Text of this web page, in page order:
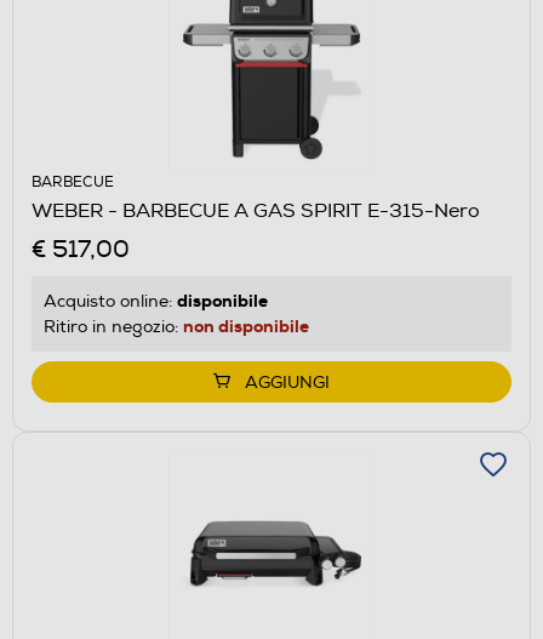
BARBECUE
WEBER - BARBECUE A GAS SPIRIT E-315-Nero
€ 517,00
Acquisto online: disponibile
Ritiro in negozio: non disponibile
AGGIUNGI